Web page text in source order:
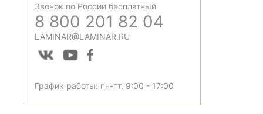
Звонок по России бесплатный
8 800 201 82 04
LAMINAR@LAMINAR.RU
График работы: пн-пт, 9:00 - 17:00